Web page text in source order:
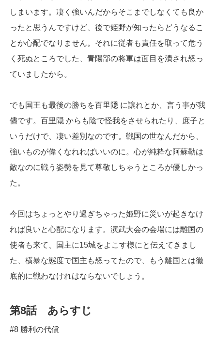
しまいます。凄く強いんだからそこまでしなくても良か
ったと思うんですけど、後で姫野が知ったらどうなるこ
とか心配でなりません。それに従者も責任を取って危う
く死ぬところでした、青陽部の将軍は面目を潰され怒っ
ていましたから。
でも国王も最後の勝ちを百里隠 に譲れとか、言う事が我
儘です。百里隠 からも陰で怪我をさせられたり、庶子と
いうだけで、凄い差別なのです。戦国の世なんだから、
強いものが偉くなれればいいのに。心が純粋な阿蘇勒は
敵なのに戦う姿勢を見て尊敬しちゃうところが優しかっ
た。
今回はちょっとやり過ぎちゃった姫野に災いが起きなけ
れば良いと心配になります。演武大会の会場には離国の
使者も来て、国主に15城をよこす様にと伝えてきまし
た、横暴な態度で国主も怒ってたので、もう離国とは徹
底的に戦わなけれはならないでしょう。
第8話 あらすじ
#8 勝利の代償